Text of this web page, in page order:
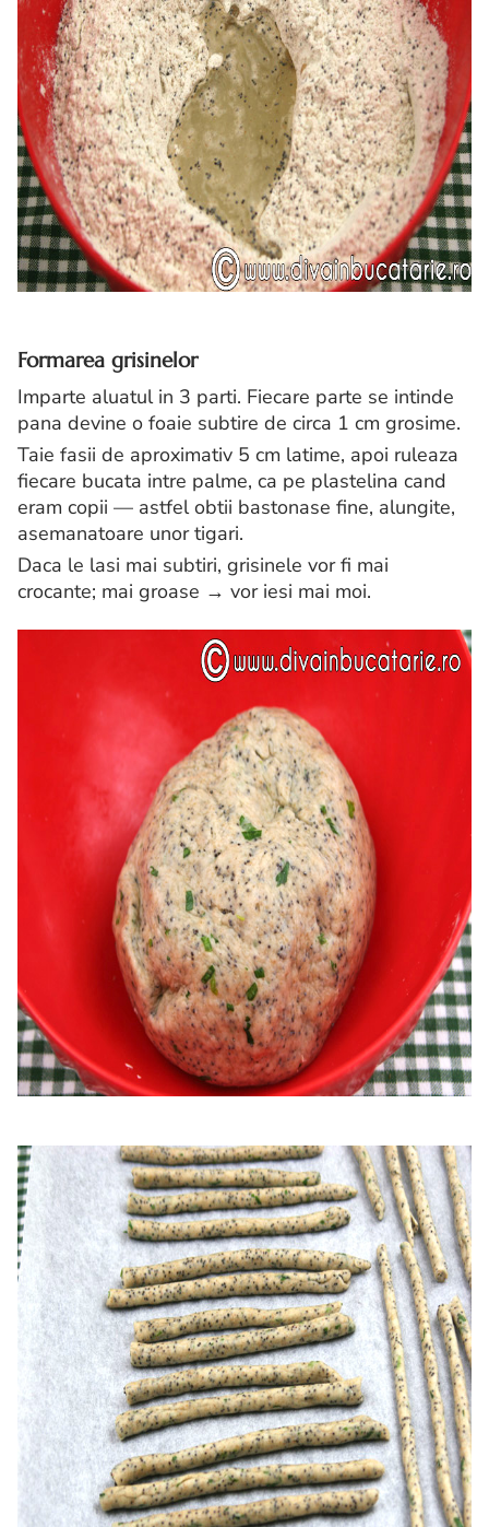
Formarea grisinelor
Imparte aluatul in 3 parti. Fiecare parte se intinde
pana devine o foaie subtire de circa 1 cm grosime.
Taie fasii de aproximativ 5 cm latime, apoi ruleaza
fiecare bucata intre palme, ca pe plastelina cand
eram copii — astfel obtii bastonase fine, alungite,
asemanatoare unor tigari.
Daca le lasi mai subtiri, grisinele vor fi mai
crocante; mai groase → vor iesi mai moi.